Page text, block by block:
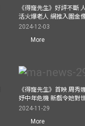
《得寵先生》好評不斷
活火爆老人 網推入圍金
2024-12-03
More
《得寵先生》首映 周秀
妤中年危機 新戲令她對
2024-11-29
More